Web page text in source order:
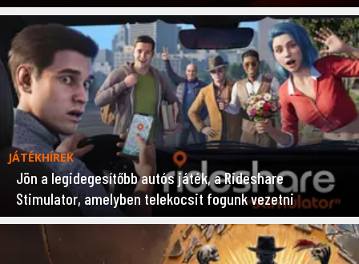
JÁTÉKHÍREK
Jön a legidegesítőbb autós játék, a Rideshare
Stimulator, amelyben telekocsit fogunk vezetni